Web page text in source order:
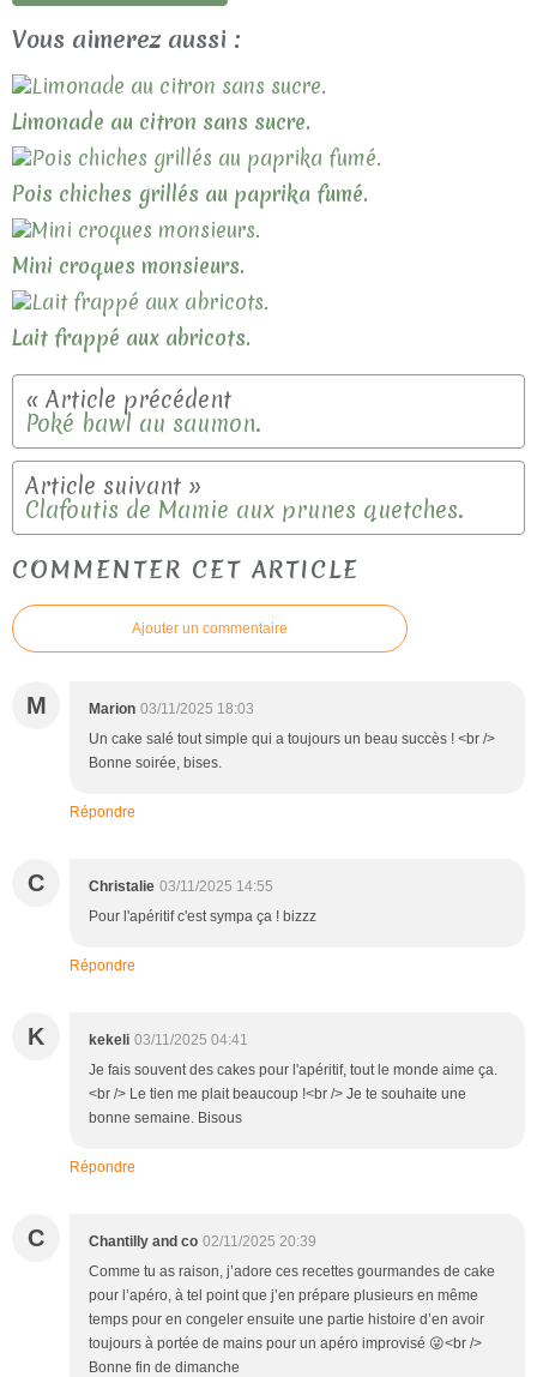
Vous aimerez aussi :
Limonade au citron sans sucre.
Pois chiches grillés au paprika fumé.
Mini croques monsieurs.
Lait frappé aux abricots.
Poké bawl au saumon.
Clafoutis de Mamie aux prunes quetches.
COMMENTER CET ARTICLE
Ajouter un commentaire
M Marion 03/11/2025 18:03
Un cake salé tout simple qui a toujours un beau succès ! <br />
Bonne soirée, bises.
Répondre
C Christalie 03/11/2025 14:55
Pour l'apéritif c'est sympa ça ! bizzz
Répondre
K kekeli 03/11/2025 04:41
Je fais souvent des cakes pour l'apéritif, tout le monde aime ça.
<br /> Le tien me plait beaucoup !<br /> Je te souhaite une
bonne semaine. Bisous
Répondre
C Chantilly and co 02/11/2025 20:39
Comme tu as raison, j’adore ces recettes gourmandes de cake
pour l’apéro, à tel point que j’en prépare plusieurs en même
temps pour en congeler ensuite une partie histoire d’en avoir
toujours à portée de mains pour un apéro improvisé 😜<br />
Bonne fin de dimanche